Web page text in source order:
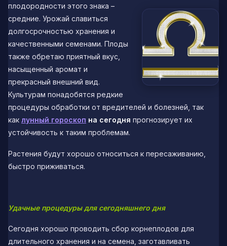
плодородности этого знака –
средние. Урожай славиться
долгосрочностью хранения и
качественными семенами. Плоды
также обретаю приятный вкус,
насыщенный аромат и
прекрасный внешний вид.
Культурам понадобятся редкие
процедуры обработки от вредителей и болезней, так
как лунный гороскоп на сегодня прогнозирует их
устойчивость к таким проблемам.
Растения будут хорошо относиться к пересаживанию,
быстро приживаться.
Удачные процедуры для сегодняшнего дня
Сегодня хорошо проводить сбор корнеплодов для
длительного хранения и на семена, заготавливать